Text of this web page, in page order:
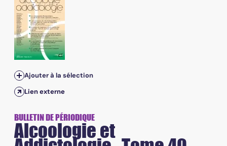
Ajouter à la sélection
Lien externe
BULLETIN DE PÉRIODIQUE
Alcoologie et